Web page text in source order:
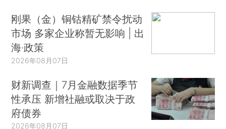
刚果（金）铜钴精矿禁令扰动
市场 多家企业称暂无影响 | 出
海·政策
2026年08月07日
财新调查｜7月金融数据季节
性承压 新增社融或取决于政
府债券
2026年08月07日